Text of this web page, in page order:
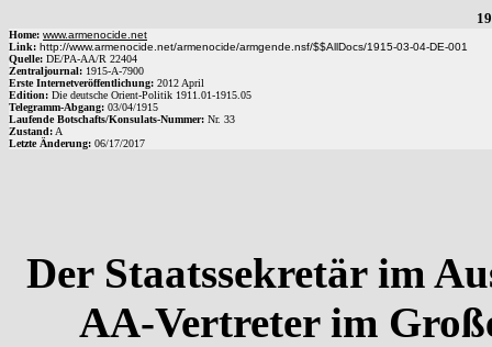
Home: www.armenocide.net
Link: http://www.armenocide.net/armenocide/armgende.nsf/$$AllDocs/1915-03-04-DE-001
Quelle: DE/PA-AA/R 22404
Zentraljournal: 1915-A-7900
Erste Internetveröffentlichung: 2012 April
Edition: Die deutsche Orient-Politik 1911.01-1915.05
Telegramm-Abgang: 03/04/1915
Laufende Botschafts/Konsulats-Nummer: Nr. 33
Zustand: A
Letzte Änderung: 06/17/2017
Der Staatssekretär im
AA-Vertreter im